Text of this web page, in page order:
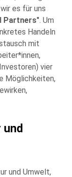
es für uns
Partners". Um
Handeln
mit
vier
Möglichkeiten,
und Umwelt,